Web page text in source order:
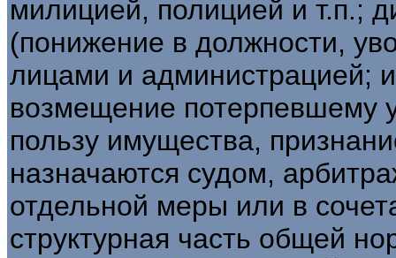
милицией, полицией и т.п.;
(понижение в должности,
лицами и администрацией;
возмещение потерпевшему
пользу имущества,
назначаются судом,
отдельной меры или в
структурная часть общей